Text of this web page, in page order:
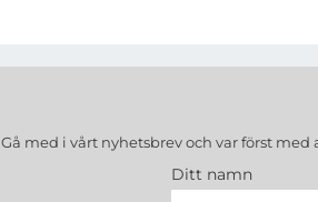
Gå med i vårt nyhetsbrev och var först
Ditt namn